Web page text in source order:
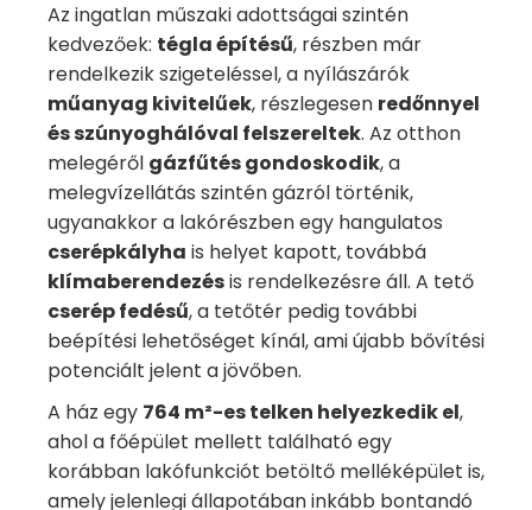
Az ingatlan műszaki adottságai szintén
kedvezőek: tégla építésű, részben már
rendelkezik szigeteléssel, a nyílászárók
műanyag kivitelűek, részlegesen redőnnyel
és szúnyoghálóval felszereltek. Az otthon
melegéről gázfűtés gondoskodik, a
melegvízellátás szintén gázról történik,
ugyanakkor a lakórészben egy hangulatos
cserépkályha is helyet kapott, továbbá
klímaberendezésis rendelkezésre áll. A tető
cserép fedésű, a tetőtér pedig további
beépítési lehetőséget kínál, ami újabb bővítési
potenciált jelent a jövőben.
A ház egy 764 m²-es telken helyezkedik el,
ahol a főépület mellett található egy
korábban lakófunkciót betöltő melléképület is,
amely jelenlegi állapotában inkább bontandó